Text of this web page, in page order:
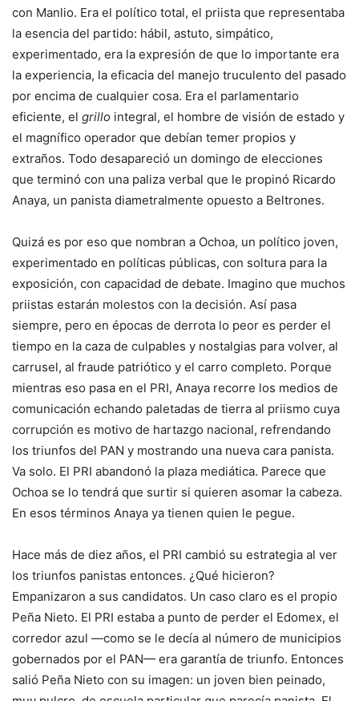
con Manlio. Era el político total, el priista que representaba
la esencia del partido: hábil, astuto, simpático,
experimentado, era la expresión de que lo importante era
la experiencia, la eficacia del manejo truculento del pasado
por encima de cualquier cosa. Era el parlamentario
eficiente, el grillo integral, el hombre de visión de estado y
el magnífico operador que debían temer propios y
extraños. Todo desapareció un domingo de elecciones
que terminó con una paliza verbal que le propinó Ricardo
Anaya, un panista diametralmente opuesto a Beltrones.
Quizá es por eso que nombran a Ochoa, un político joven,
experimentado en políticas públicas, con soltura para la
exposición, con capacidad de debate. Imagino que muchos
priistas estarán molestos con la decisión. Así pasa
siempre, pero en épocas de derrota lo peor es perder el
tiempo en la caza de culpables y nostalgias para volver, al
carrusel, al fraude patriótico y el carro completo. Porque
mientras eso pasa en el PRI, Anaya recorre los medios de
comunicación echando paletadas de tierra al priismo cuya
corrupción es motivo de hartazgo nacional, refrendando
los triunfos del PAN y mostrando una nueva cara panista.
Va solo. El PRI abandonó la plaza mediática. Parece que
Ochoa se lo tendrá que surtir si quieren asomar la cabeza.
En esos términos Anaya ya tienen quien le pegue.
Hace más de diez años, el PRI cambió su estrategia al ver
los triunfos panistas entonces. ¿Qué hicieron?
Empanizaron a sus candidatos. Un caso claro es el propio
Peña Nieto. El PRI estaba a punto de perder el Edomex, el
corredor azul —como se le decía al número de municipios
gobernados por el PAN— era garantía de triunfo. Entonces
salió Peña Nieto con su imagen: un joven bien peinado,